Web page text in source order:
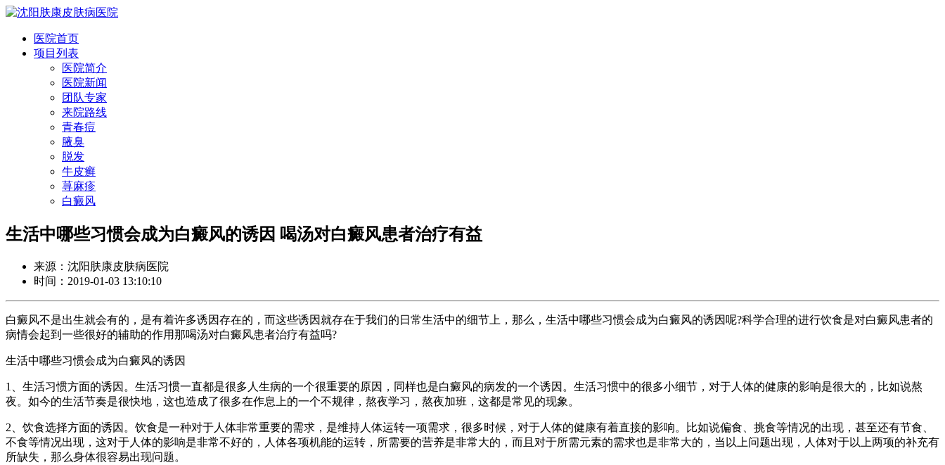
医院首页
项目列表
医院简介
医院新闻
团队专家
来院路线
青春痘
腋臭
脱发
牛皮癣
荨麻疹
白癜风
生活中哪些习惯会成为白癜风的诱因 喝汤对白癜风患者治疗有益
来源：沈阳肤康皮肤病医院
时间：2019-01-03 13:10:10
白癜风不是出生就会有的，是有着许多诱因存在的，而这些诱因就存在于我们的日常生活中的细节上，那么，生活中哪些习惯会成为白癜风的诱因呢?科学合理的进行饮食是对白癜风患者的
病情会起到一些很好的辅助的作用那喝汤对白癜风患者治疗有益吗?
生活中哪些习惯会成为白癜风的诱因
1、生活习惯方面的诱因。生活习惯一直都是很多人生病的一个很重要的原因，同样也是白癜风的病发的一个诱因。生活习惯中的很多小细节，对于人体的健康的影响是很大的，比如说熬
夜。如今的生活节奏是很快地，这也造成了很多在作息上的一个不规律，熬夜学习，熬夜加班，这都是常见的现象。
2、饮食选择方面的诱因。饮食是一种对于人体非常重要的需求，是维持人体运转一项需求，很多时候，对于人体的健康有着直接的影响。比如说偏食、挑食等情况的出现，甚至还有节食、
不食等情况出现，这对于人体的影响是非常不好的，人体各项机能的运转，所需要的营养是非常大的，而且对于所需元素的需求也是非常大的，当以上问题出现，人体对于以上两项的补充有
所缺失，那么身体很容易出现问题。